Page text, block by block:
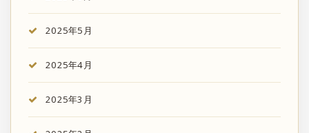
2025年5月
2025年4月
2025年3月